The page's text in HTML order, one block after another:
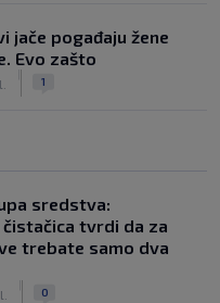
jače pogađaju žene
Evo zašto
1
sredstva:
tvrdi da za
trebate samo dva
0